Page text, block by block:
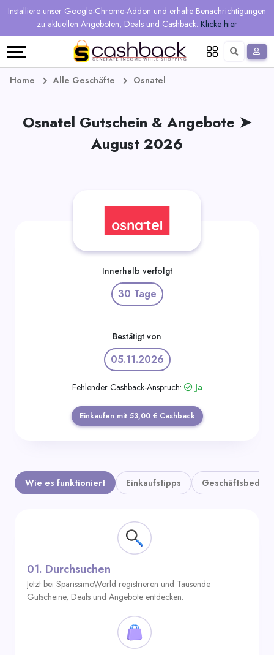
Installiere unser Google-Chrome-Addon und erhalte Benachrichtigungen
zu aktuellen Angeboten, Deals und Cashback. Klicke hier
Regional
Shops
Online-
Shops
Geschäfte
&
Mehr
verdienen
Empfehlen
Sprache
Deutsch
Home Alle Geschäfte Osnatel
Osnatel Gutschein & Angebote ➤
August 2026
Innerhalb verfolgt
30 Tage
Bestätigt von
05.11.2026
Fehlender Cashback-Anspruch: Ja
Einkaufen mit 53,00 € Cashback
Wie es funktioniert Einkaufstipps
01. Durchsuchen
Jetzt bei SparissimoWorld registrieren und Tausende
Gutscheine, Deals und Angebote entdecken.